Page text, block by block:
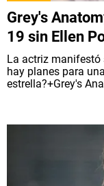
Grey's
19 sin Ellen
La actriz manifestó
hay planes para
estrella?+Grey's